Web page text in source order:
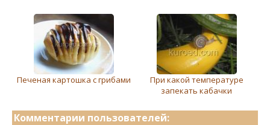
Печеная картошка с грибами
При какой температуре
запекать кабачки
Комментарии пользователей: